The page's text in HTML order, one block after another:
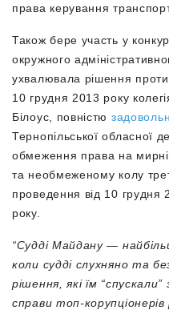
права керування
Також бере участь у
окружного
ухвалювала рішення проти
10 грудня 2013 року
Білоус, повністю
Тернопільської обласної
обмеження права на мирні
та необмеженому колу
проведення від 10 грудня
року.
“Судді Майдану —
коли судді слухняно та
рішення, які їм
справи топ-